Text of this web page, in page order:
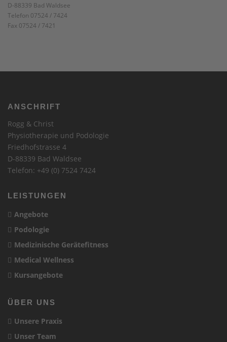
D-88339 Bad Waldsee
Telefon 07524 / 7424
Fax 07524 / 7421
ANSCHRIFT
Rogg & Christ
Physiotherapie und Podologie
Friedhofstrasse 4
D-88339 Bad Waldsee
Telefon: +49 (0) 7524 7424
LEISTUNGEN
Angebote
Podologie
Medizinische Gerätefitness
Medical Wellness
Kursangebote
ÜBER UNS
Unsere Praxis
Unser Team